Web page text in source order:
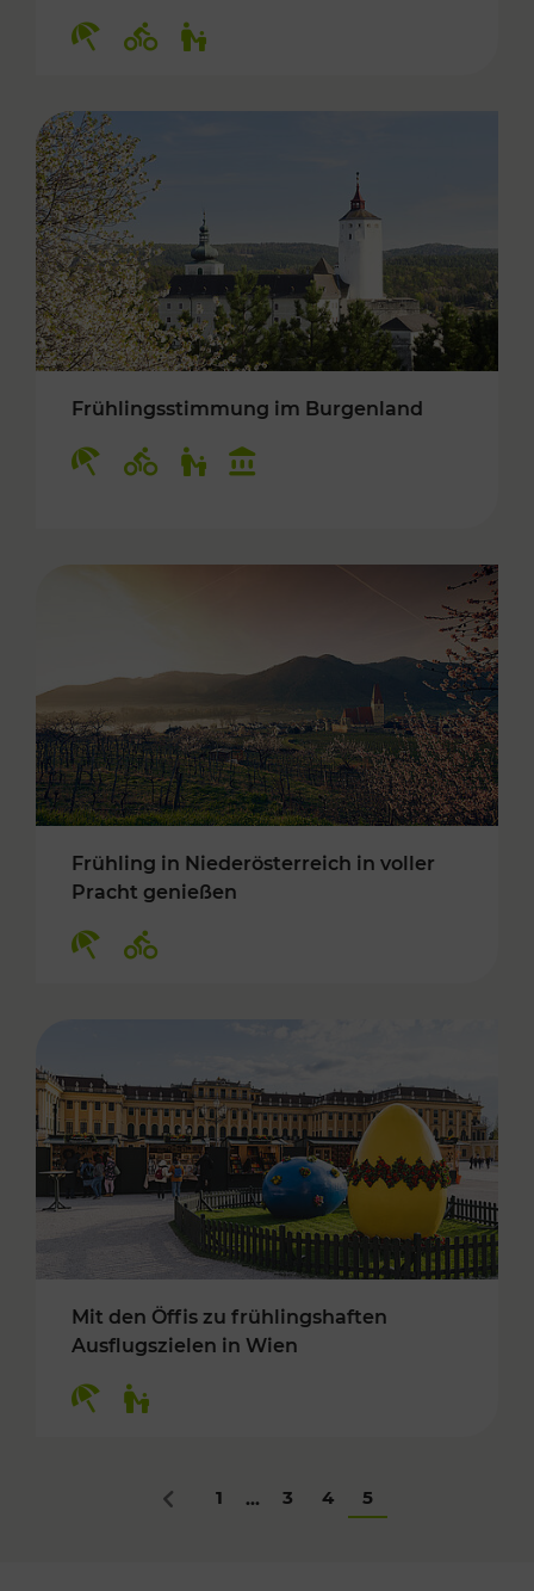
Frühlingsstimmung im Burgenland
Frühling in Niederösterreich in voller
Pracht genießen
Mit den Öffis zu frühlingshaften
Ausflugszielen in Wien
Zurück
1 ... 3 4 5